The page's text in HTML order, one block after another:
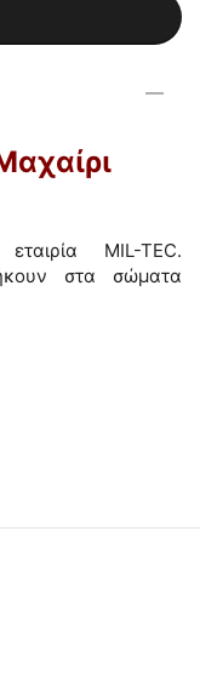
MIL-TEC.
στα σώματα